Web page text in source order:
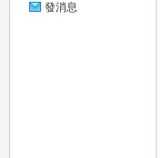
發消息